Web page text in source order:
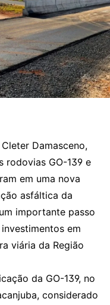
Damasceno,
rodovias GO-139 e
em uma nova
asfáltica da
importante passo
em
viária da Região
da GO-139, no
considerado